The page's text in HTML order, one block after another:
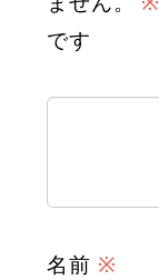
です
名前 ※